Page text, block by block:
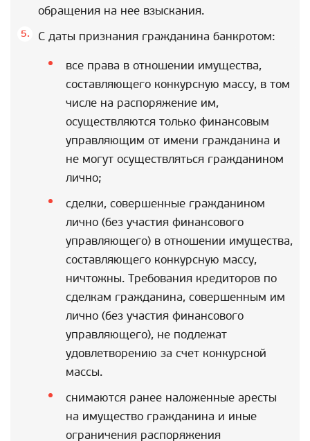
обращения на нее взыскания.
С даты признания гражданина банкротом:
все права в отношении имущества,
составляющего конкурсную массу, в том
числе на распоряжение им,
осуществляются только финансовым
управляющим от имени гражданина и
не могут осуществляться гражданином
лично;
сделки, совершенные гражданином
лично (без участия финансового
управляющего) в отношении имущества,
составляющего конкурсную массу,
ничтожны. Требования кредиторов по
сделкам гражданина, совершенным им
лично (без участия финансового
управляющего), не подлежат
удовлетворению за счет конкурсной
массы.
снимаются ранее наложенные аресты
на имущество гражданина и иные
ограничения распоряжения